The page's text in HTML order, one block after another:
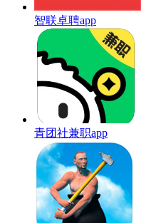
智联卓聘app
青团社兼职app